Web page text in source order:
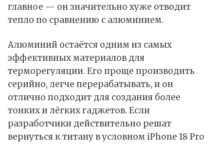
главное — он значительно хуже отводит
тепло по сравнению с алюминием.
Алюминий остаётся одним из самых
эффективных материалов для
терморегуляции. Его проще производить
серийно, легче перерабатывать, и он
отлично подходит для создания более
тонких и лёгких гаджетов. Если
разработчики действительно решат
вернуться к титану в условном iPhone 18 Pro